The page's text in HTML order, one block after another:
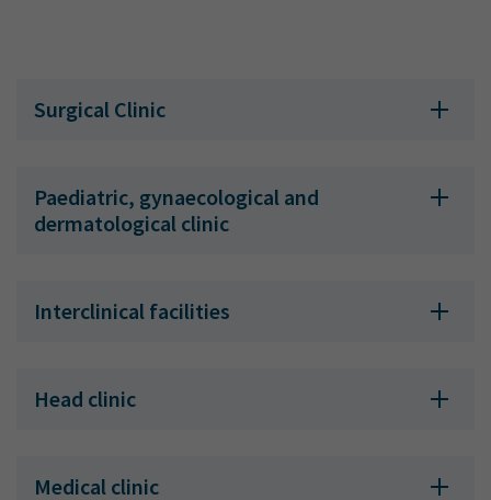
Surgical Clinic
Paediatric, gynaecological and
dermatological clinic
Interclinical facilities
Head clinic
Medical clinic